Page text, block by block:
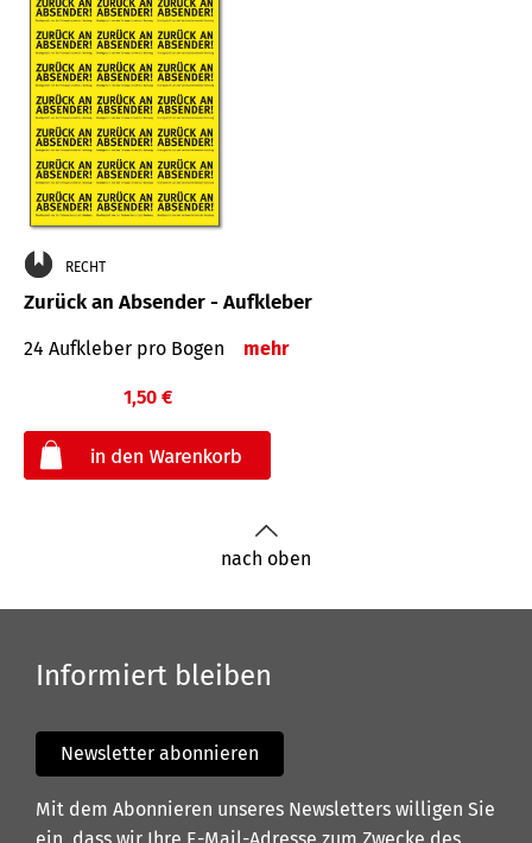
RECHT
Zurück an Absender - Aufkleber
24 Aufkleber pro Bogen mehr
1,50 €
nach oben
Informiert bleiben
Newsletter abonnieren
Mit dem Abonnieren unseres Newsletters willigen Sie